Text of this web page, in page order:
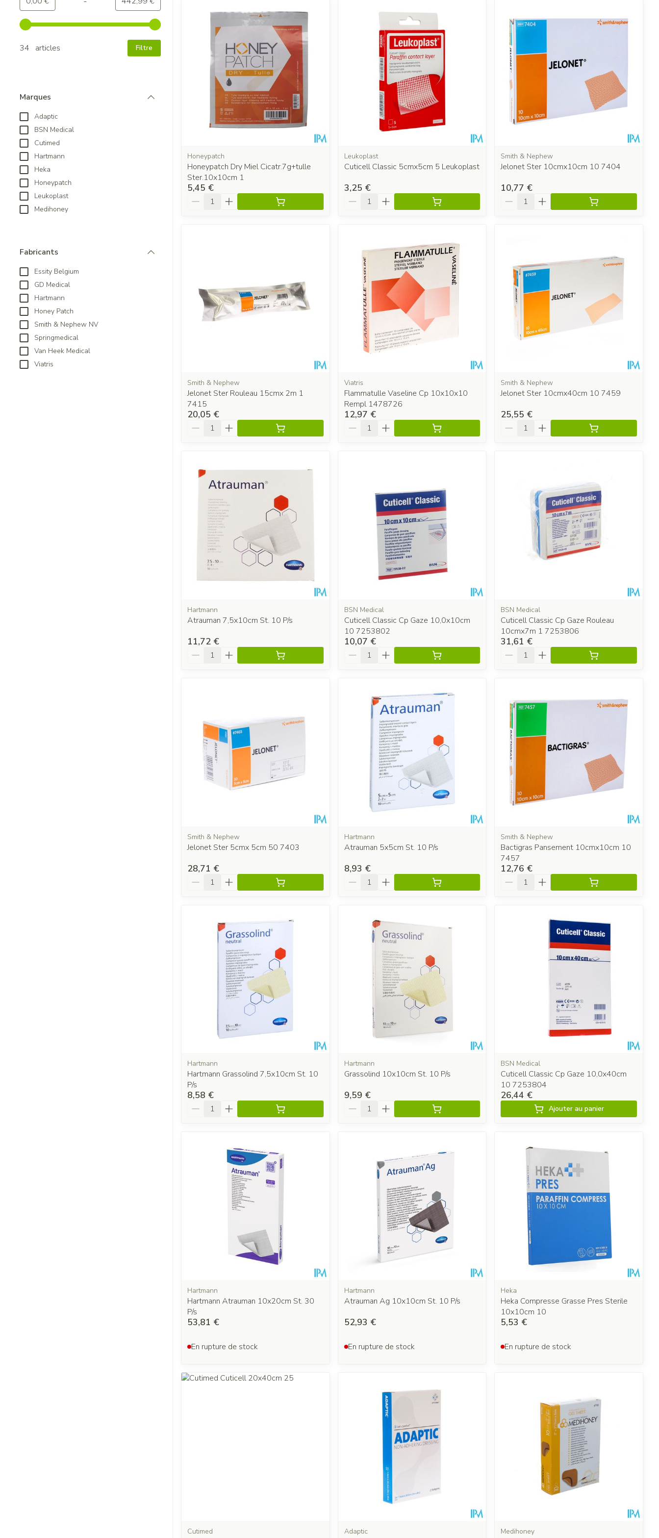
Utilisez les touches fléchées gauche et droite pour ajuster les valeurs minimales et maximales du prix.
34 articles
Filtre
Marques
Adaptic
BSN Medical
Cutimed
Hartmann
Heka
Honeypatch
Leukoplast
Medihoney
Fabricants
Essity Belgium
GD Medical
Hartmann
Honey Patch
Smith & Nephew NV
Springmedical
Van Heek Medical
Viatris
Honeypatch
Honeypatch Dry Miel Cicatr.7g+tulle
Ster.10x10cm 1
5,45 €
Quantité
Leukoplast
Cuticell Classic 5cmx5cm 5 Leukoplast
3,25 €
Quantité
Smith & Nephew
Jelonet Ster 10cmx10cm 10 7404
10,77 €
Quantité
Smith & Nephew
Jelonet Ster Rouleau 15cmx 2m 1
7415
20,05 €
Quantité
Viatris
Flammatulle Vaseline Cp 10x10x10
Rempl 1478726
12,97 €
Quantité
Smith & Nephew
Jelonet Ster 10cmx40cm 10 7459
25,55 €
Quantité
Hartmann
Atrauman 7,5x10cm St. 10 P/s
11,72 €
Quantité
BSN Medical
Cuticell Classic Cp Gaze 10,0x10cm
10 7253802
10,07 €
Quantité
BSN Medical
Cuticell Classic Cp Gaze Rouleau
10cmx7m 1 7253806
31,61 €
Quantité
Smith & Nephew
Jelonet Ster 5cmx 5cm 50 7403
28,71 €
Quantité
Hartmann
Atrauman 5x5cm St. 10 P/s
8,93 €
Quantité
Smith & Nephew
Bactigras Pansement 10cmx10cm 10
7457
12,76 €
Quantité
Hartmann
Hartmann Grassolind 7,5x10cm St. 10
P/s
8,58 €
Quantité
Hartmann
Grassolind 10x10cm St. 10 P/s
9,59 €
Quantité
BSN Medical
Cuticell Classic Cp Gaze 10,0x40cm
10 7253804
26,44 €
Ajouter au panier
Hartmann
Hartmann Atrauman 10x20cm St. 30
P/s
53,81 €
En rupture de stock
Hartmann
Atrauman Ag 10x10cm St. 10 P/s
52,93 €
En rupture de stock
Heka
Heka Compresse Grasse Pres Sterile
10x10cm 10
5,53 €
En rupture de stock
Cutimed Adaptic Medihoney